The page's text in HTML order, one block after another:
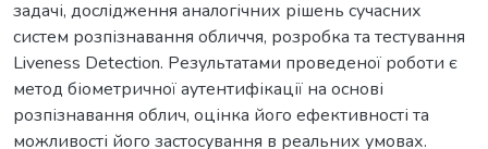
задачі, дослідження аналогічних рішень сучасних
систем розпізнавання обличчя, розробка та тестування
Liveness Detection. Результатами проведеної роботи є
метод біометричної аутентифікації на основі
розпізнавання облич, оцінка його ефективності та
можливості його застосування в реальних умовах.